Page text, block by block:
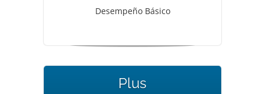
Desempeño Básico
Plus